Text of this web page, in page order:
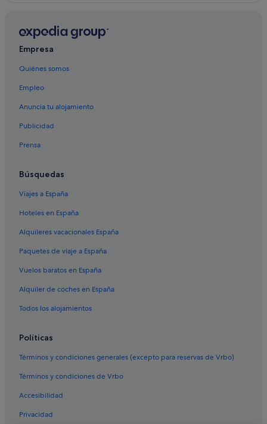
Empresa
Quiénes somos
Empleo
Anuncia tu alojamiento
Publicidad
Prensa
Búsquedas
Viajes a España
Hoteles en España
Alquileres vacacionales España
Paquetes de viaje a España
Vuelos baratos en España
Alquiler de coches en España
Todos los alojamientos
Políticas
Términos y condiciones generales (excepto para reservas de Vrbo)
Términos y condiciones de Vrbo
Accesibilidad
Privacidad